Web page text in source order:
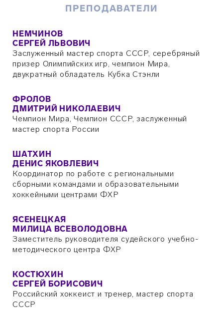
ПРЕПОДАВАТЕЛИ
НЕМЧИНОВ
СЕРГЕЙ ЛЬВОВИЧ
Заслуженный мастер спорта СССР, серебряный
призер Олимпийских игр, чемпион Мира,
двукратный обладатель Кубка Стэнли
ФРОЛОВ
ДМИТРИЙ НИКОЛАЕВИЧ
Чемпион Мира, Чемпион СССР, заслуженный
мастер спорта России
ШАТХИН
ДЕНИС ЯКОВЛЕВИЧ
Координатор по работе с региональными
сборными командами и образовательными
хоккейными центрами ФХР
ЯСЕНЕЦКАЯ
МИЛИЦА ВСЕВОЛОДОВНА
Заместитель руководителя судейского учебно-
методического центра ФХР
КОСТЮХИН
СЕРГЕЙ БОРИСОВИЧ
Российский хоккеист и тренер, мастер спорта
СССР